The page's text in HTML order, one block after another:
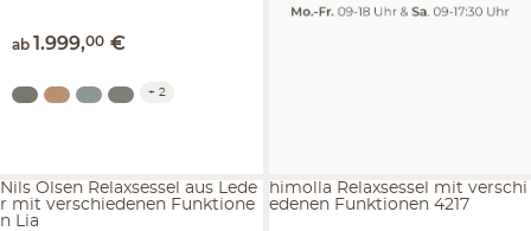
ab 1.999,00 €
+ 2
Nils Olsen Relaxsessel aus Lede
r mit verschiedenen Funktione
n Lia
himolla Relaxsessel mit verschi
edenen Funktionen 4217